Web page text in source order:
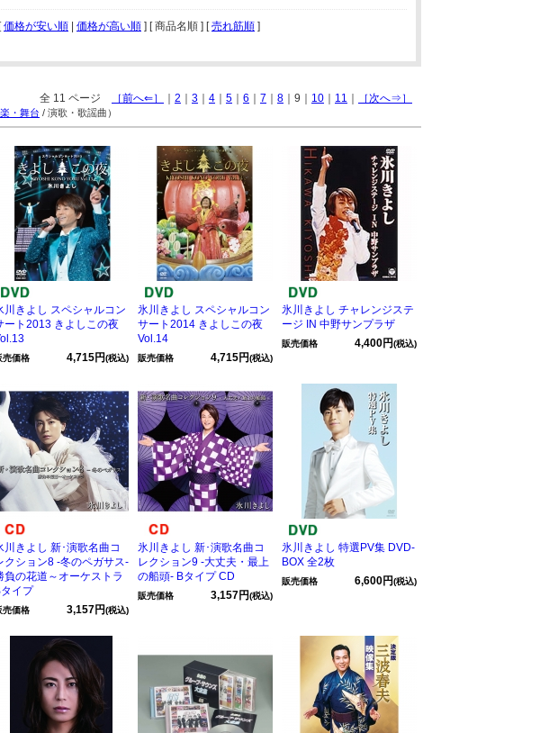
価格が安い順 価格が高い順 ] [ 商品名順 ] [売れ筋順 ]
全 11 ページ ［前へ⇐］ 2 3 4 5 6 7 8 ｜9｜ 10 11 ［次へ⇒］
・舞台 / 演歌・歌謡曲）
川きよし スペシャルコン
ート2013 きよしこの夜
売価格 4,715円(税込)
氷川きよし スペシャルコン
サート2014 きよしこの夜
Vol.14
販売価格 4,715円(税込)
氷川きよし チャレンジステ
ージ IN 中野サンプラザ
販売価格 4,400円(税込)
川きよし 新･演歌名曲コ
クション8 -冬のペガサス-
負の花道～オーケストラ
タイプ
売価格 3,157円(税込)
氷川きよし 新･演歌名曲コ
レクション9 -大丈夫・最上
の船頭- Bタイプ CD
販売価格 3,157円(税込)
氷川きよし 特選PV集 DVD-
BOX 全2枚
販売価格 6,600円(税込)